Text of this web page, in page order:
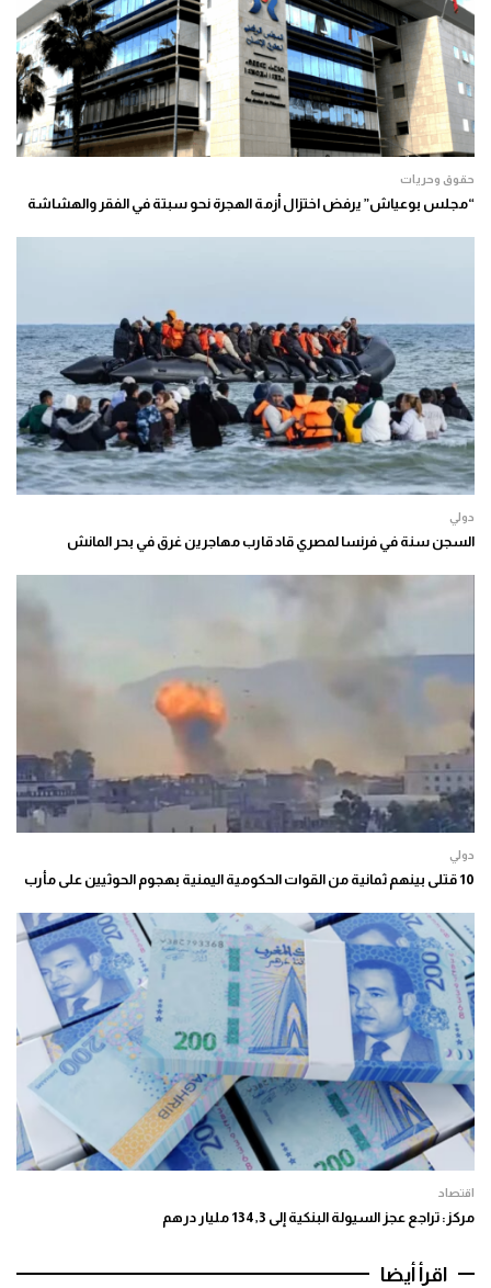
حقوق وحريات
“مجلس بوعياش” يرفض اختزال أزمة الهجرة نحو سبتة في الفقر والهشاشة
دولي
السجن سنة في فرنسا لمصري قاد قارب مهاجرين غرق في بحر المانش
دولي
10 قتلى بينهم ثمانية من القوات الحكومية اليمنية بهجوم الحوثيين على مأرب
اقتصاد
مركز: تراجع عجز السيولة البنكية إلى 134,3 مليار درهم
اقرأ أيضا